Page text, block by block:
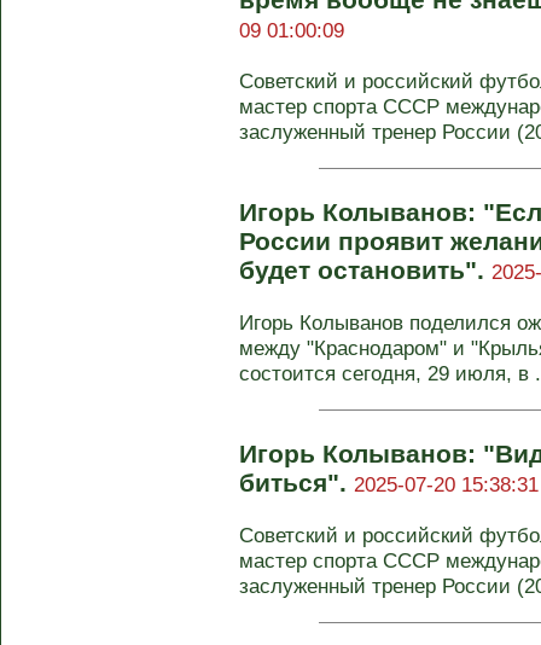
09 01:00:09
Советский и российский
мастер спорта СССР
заслуженный тренер России
Игорь Колыванов:
России проявит
будет остановить".
Игорь Колыванов поделился
между "Краснодаром" и
состоится сегодня, 29 июля, в
Игорь Колыванов:
биться". 2025-07-20 15:38:31
Советский и российский
мастер спорта СССР
заслуженный тренер России